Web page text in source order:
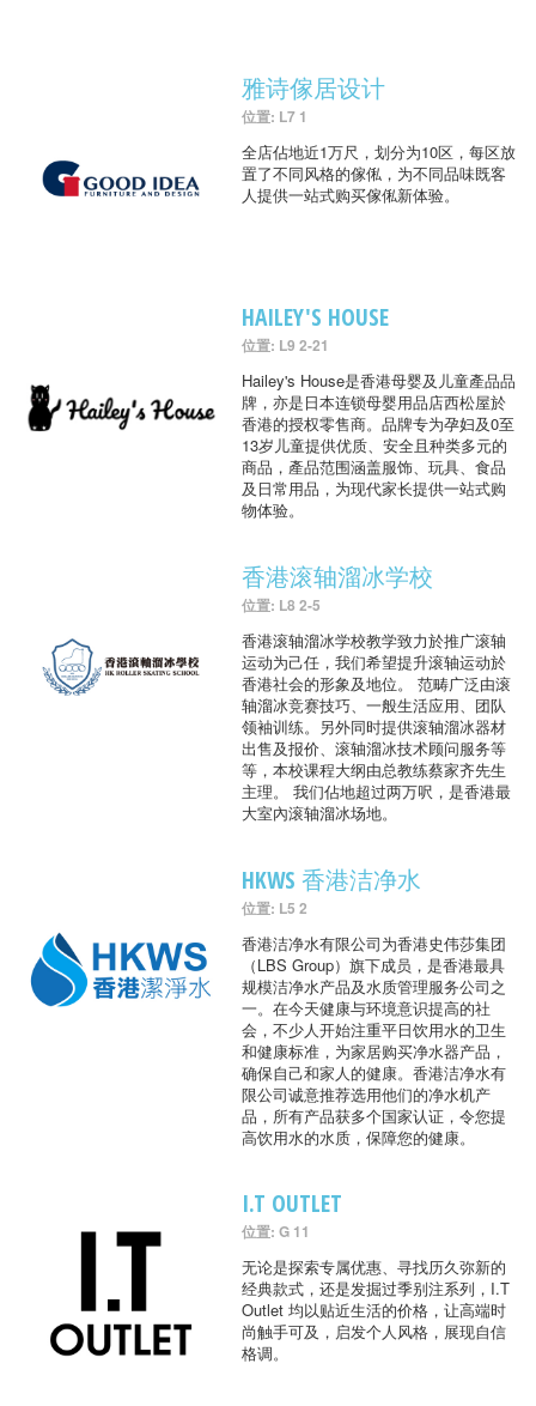
雅诗傢居设计
位置: L7 1
全店佔地近1万尺，划分为10区，每区放
置了不同风格的傢俬，为不同品味既客
人提供一站式购买傢俬新体验。
HAILEY'S HOUSE
位置: L9 2-21
Hailey's House是香港母婴及儿童產品品
牌，亦是日本连锁母婴用品店西松屋於
香港的授权零售商。品牌专为孕妇及0至
13岁儿童提供优质、安全且种类多元的
商品，產品范围涵盖服饰、玩具、食品
及日常用品，为现代家长提供一站式购
物体验。
香港滚轴溜冰学校
位置: L8 2-5
香港滚轴溜冰学校教学致力於推广滚轴
运动为己任，我们希望提升滚轴运动於
香港社会的形象及地位。 范畴广泛由滚
轴溜冰竞赛技巧、一般生活应用、团队
领袖训练。另外同时提供滚轴溜冰器材
出售及报价、滚轴溜冰技术顾问服务等
等，本校课程大纲由总教练蔡家齐先生
主理。 我们佔地超过两万呎，是香港最
大室內滚轴溜冰场地。
HKWS 香港洁净水
位置: L5 2
香港洁净水有限公司为香港史伟莎集团
（LBS Group）旗下成员，是香港最具
规模洁净水产品及水质管理服务公司之
一。在今天健康与环境意识提高的社
会，不少人开始注重平日饮用水的卫生
和健康标准，为家居购买净水器产品，
确保自己和家人的健康。香港洁净水有
限公司诚意推荐选用他们的净水机产
品，所有产品获多个国家认证，令您提
高饮用水的水质，保障您的健康。
I.T OUTLET
位置: G 11
无论是探索专属优惠、寻找历久弥新的
经典款式，还是发掘过季别注系列，I.T
Outlet 均以贴近生活的价格，让高端时
尚触手可及，启发个人风格，展现自信
格调。